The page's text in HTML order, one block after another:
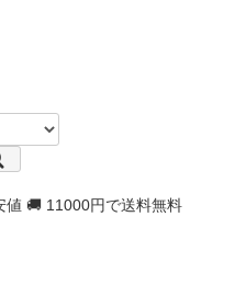
値 🚚 11000円で送料無料